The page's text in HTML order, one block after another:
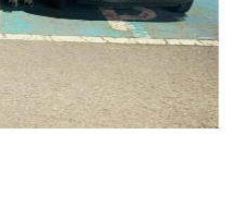
車検・整備 車種検索